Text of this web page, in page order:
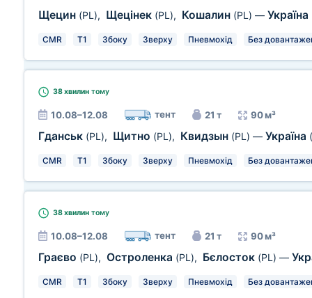
Щецин (PL), Щецінек (PL), Кошалин (PL) — Україна
CMR T1 Збоку Зверху Пневмохід Без
38 хвилин тому
10.08–12.08 тент 21 т 90 м³
Гданськ (PL), Щитно (PL), Квидзын (PL) — Україна
CMR T1 Збоку Зверху Пневмохід Без
38 хвилин тому
10.08–12.08 тент 21 т 90 м³
Граєво (PL), Остроленка (PL), Бєлосток (PL) —
CMR T1 Збоку Зверху Пневмохід Без